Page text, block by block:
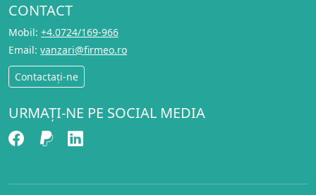
CONTACT
Mobil: +4.0724/169-966
Email: vanzari@firmeo.ro
Contactați-ne
URMAȚI-NE PE SOCIAL MEDIA